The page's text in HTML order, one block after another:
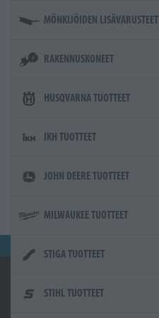
MÖNKIJÖIDEN LISÄVARUSTEET
RAKENNUSKONEET
HUSQVARNA TUOTTEET
IKH TUOTTEET
JOHN DEERE TUOTTEET
MILWAUKEE TUOTTEET
STIGA TUOTTEET
STIHL TUOTTEET